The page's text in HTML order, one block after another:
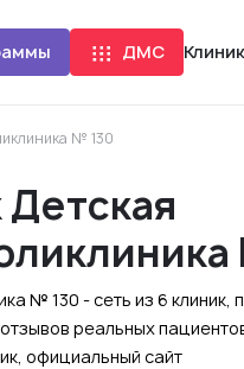
ДМС
№ 130
№ 130 - сеть из 6
реальных
официальный сайт